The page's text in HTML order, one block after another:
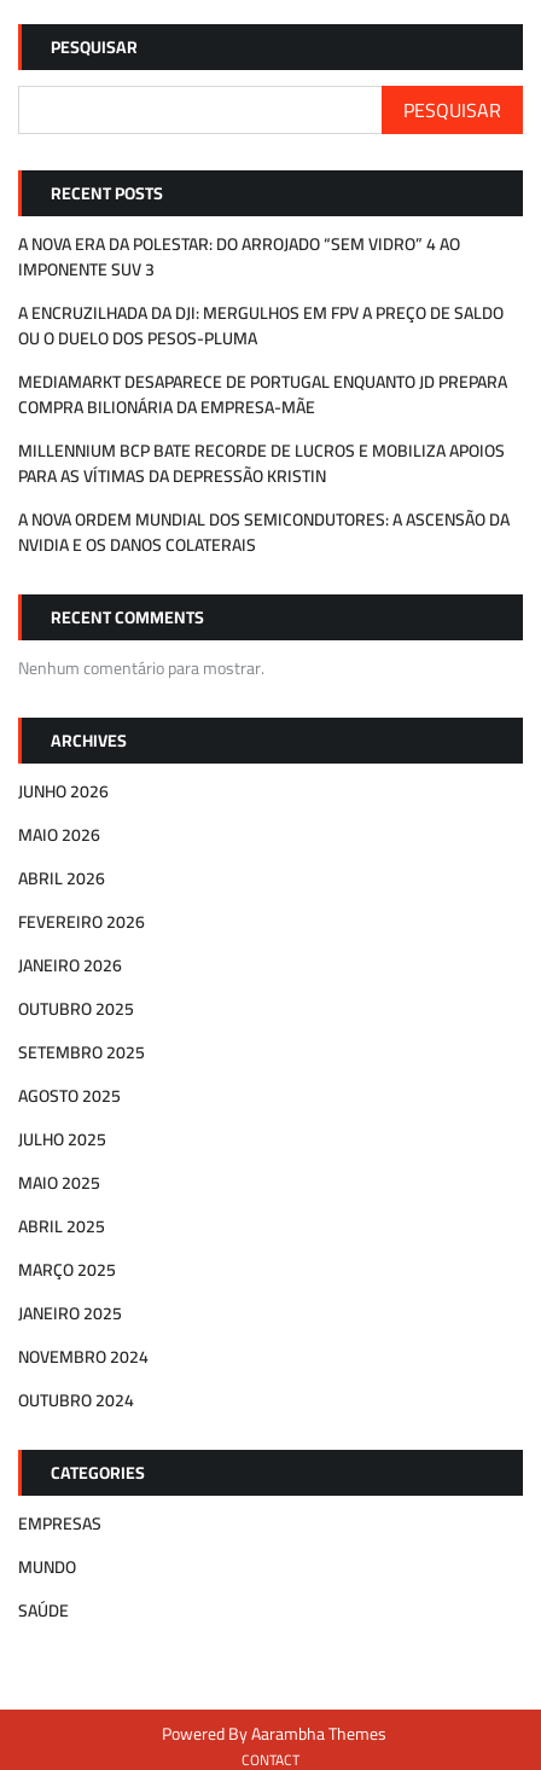
PESQUISAR
PESQUISAR
RECENT POSTS
A NOVA ERA DA POLESTAR: DO ARROJADO “SEM VIDRO” 4 AO
IMPONENTE SUV 3
A ENCRUZILHADA DA DJI: MERGULHOS EM FPV A PREÇO DE SALDO
OU O DUELO DOS PESOS-PLUMA
MEDIAMARKT DESAPARECE DE PORTUGAL ENQUANTO JD PREPARA
COMPRA BILIONÁRIA DA EMPRESA-MÃE
MILLENNIUM BCP BATE RECORDE DE LUCROS E MOBILIZA APOIOS
PARA AS VÍTIMAS DA DEPRESSÃO KRISTIN
A NOVA ORDEM MUNDIAL DOS SEMICONDUTORES: A ASCENSÃO DA
NVIDIA E OS DANOS COLATERAIS
RECENT COMMENTS
Nenhum comentário para mostrar.
ARCHIVES
JUNHO 2026
MAIO 2026
ABRIL 2026
FEVEREIRO 2026
JANEIRO 2026
OUTUBRO 2025
SETEMBRO 2025
AGOSTO 2025
JULHO 2025
MAIO 2025
ABRIL 2025
MARÇO 2025
JANEIRO 2025
NOVEMBRO 2024
OUTUBRO 2024
CATEGORIES
EMPRESAS
MUNDO
SAÚDE
Powered ByAarambha Themes
CONTACT